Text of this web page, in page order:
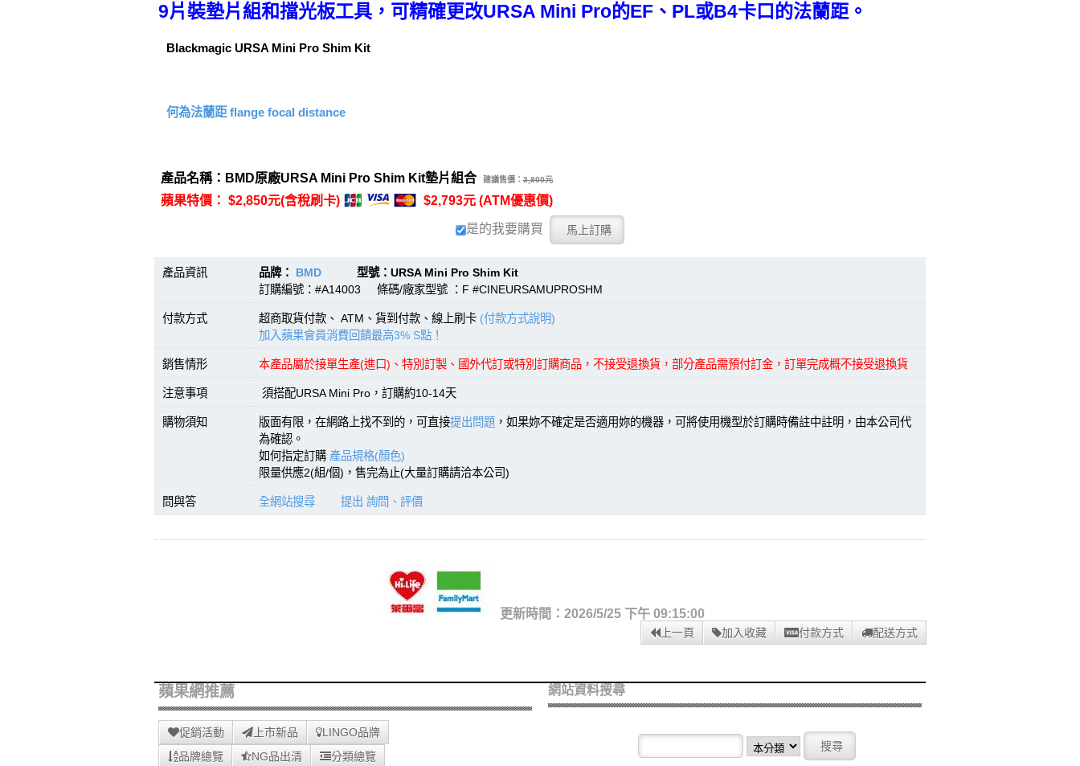
9片裝墊片組和擋光板工具，可精確更改URSA Mini Pro的EF、PL或B4卡口的法蘭距。
Blackmagic URSA Mini Pro Shim Kit
何為法蘭距 flange focal distance
產品名稱：BMD原廠URSA Mini Pro Shim Kit墊片組合 建議售價： 3,800元
蘋果特價： $2,850元(含稅刷卡) $2,793元 (ATM優惠價)
是的我要購買
產品資訊 品牌： BMD 型號：URSA Mini Pro Shim Kit
訂購編號：#A14003 條碼/廠家型號 ：F #CINEURSAMUPROSHM
付款方式 超商取貨付款、 ATM、貨到付款、線上刷卡 (付款方式說明)
加入蘋果會員消費回饋最高3% S點！
銷售情形 本產品屬於接單生產(進口)、特別訂製、國外代訂或特別訂購商品，不接受退換貨，部分產品需預付訂金，訂單完成概不接受退換貨
注意事項 須搭配URSA Mini Pro，訂購約10-14天
購物須知 版面有限，在網路上找不到的，可直接提出問題 ，如果妳不確定是否適用妳的機器，可將使用機型於訂購時備註中註明，由本公司代
為確認。
如何指定訂購 產品規格(顏色)
限量供應2(組/個)，售完為止(大量訂購請洽本公司)
問與答 全網站搜尋 提出 詢問、評價
更新時間：2026/5/25 下午 09:15:00
上一頁 加入收藏 付款方式 配送方式
蘋果網推薦
促銷活動 上市新品
LINGO品牌
品牌總覽
NG品出清 分類總覽
網站資料搜尋